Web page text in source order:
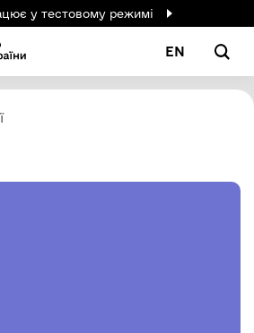
у тестовому режимі
EN